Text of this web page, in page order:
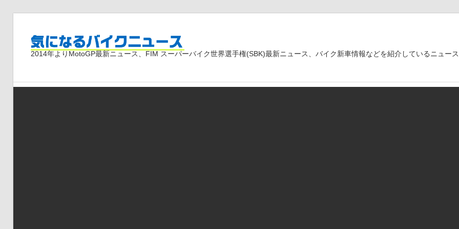
気
に
2014年よりMotoGP最新ニュース、FIM スーパーバイク世界選手権(SBK)最新ニュース、バイク新車情報などを紹介しているニュース